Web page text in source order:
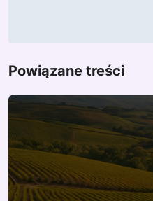
a
c
a
w
Powiązane treści